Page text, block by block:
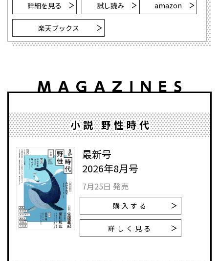
詳細を見る 試し読み amazon
楽天ブックス
小説 野性時代
最新号
2026年8月号
7月25日 発売
購入する
詳しく見る